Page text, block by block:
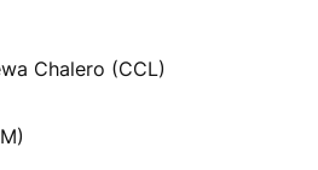
Chalero (CCL)